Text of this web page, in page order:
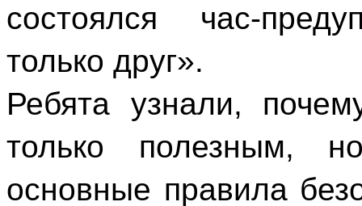
состоялся час-
только друг».
Ребята узнали,
только полезным,
основные правила